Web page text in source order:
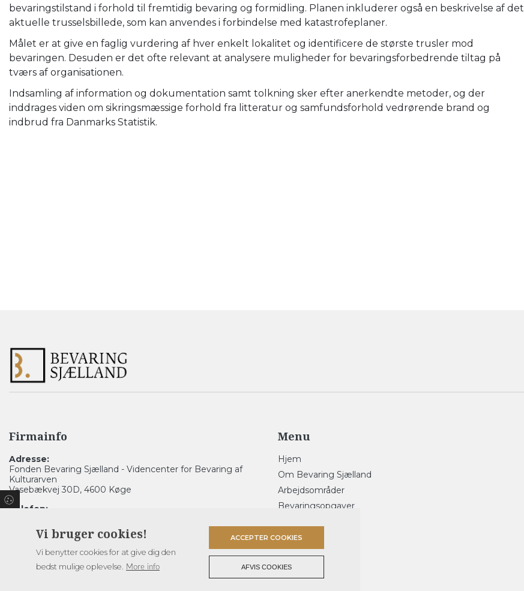
bevaringstilstand i forhold til fremtidig bevaring og formidling. Planen inkluderer også en beskrivelse af det
aktuelle trusselsbillede, som kan anvendes i forbindelse med katastrofeplaner.
Målet er at give en faglig vurdering af hver enkelt lokalitet og identificere de største trusler mod
bevaringen. Desuden er det ofte relevant at analysere muligheder for bevaringsforbedrende tiltag på
tværs af organisationen.
Indsamling af information og dokumentation samt tolkning sker efter anerkendte metoder, og der
inddrages viden om sikringsmæssige forhold fra litteratur og samfundsforhold vedrørende brand og
indbrud fra Danmarks Statistik.
Firmainfo
Adresse:
Fonden Bevaring Sjælland - Videncenter for Bevaring af
Kulturarven
Vasebækvej 30D, 4600 Køge
Telefon:
info@besj.dk
Menu
Hjem
Om Bevaring Sjælland
Arbejdsområder
Bevaringsopgaver
Kontakt
Copyright © 2026 - Fonden Bevaring Sjælland - Videncenter for Bevaring af Kulturarven, CVR 38406752
Vi bruger cookies!
Vi benytter cookies for at give dig den
bedst mulige oplevelse. More info
ACCEPTER COOKIES
AFVIS COOKIES